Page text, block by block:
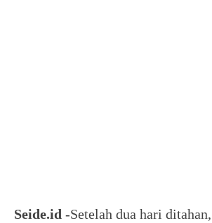
Seide.id -Setelah dua hari